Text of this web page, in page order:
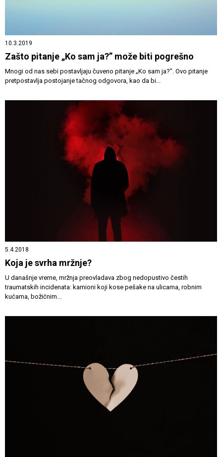
10.3.2019
Zašto pitanje „Ko sam ja?” može biti pogrešno
Mnogi od nas sebi postavljaju čuveno pitanje „Ko sam ja?”. Ovo pitanje
pretpostavlja postojanje tačnog odgovora, kao da bi...
5.4.2018
Koja je svrha mržnje?
U današnje vreme, mržnja preovladava zbog nedopustivo čestih
traumatskih incidenata: kamioni koji kose pešake na ulicama, robnim
kućama, božićnim...